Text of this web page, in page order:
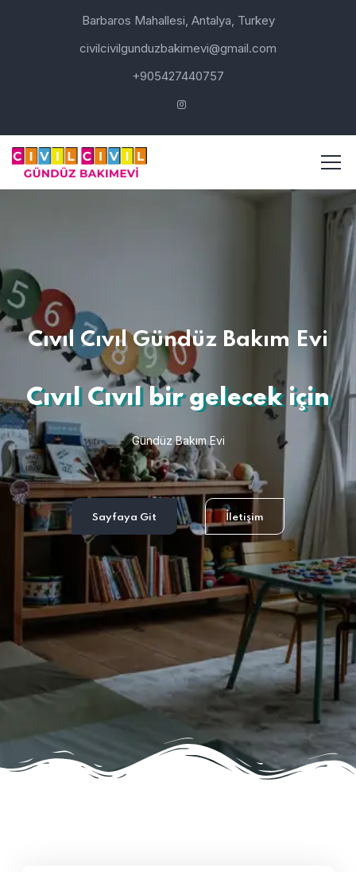
Barbaros Mahallesi, Antalya, Turkey
civilcivilgunduzbakimevi@gmail.com
+905427440757
Cıvıl Cıvıl Gündüz Bakım Evi
Cıvıl Cıvıl bir gelecek için
Gündüz Bakım Evi
Sayfaya Git İletişim